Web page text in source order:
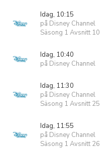
Idag, 10:15
på Disney Channel
Säsong 1 Avsnitt 10
Idag, 10:40
på Disney Channel
Idag, 11:30
på Disney Channel
Säsong 1 Avsnitt 25
Idag, 11:55
på Disney Channel
Säsong 1 Avsnitt 26